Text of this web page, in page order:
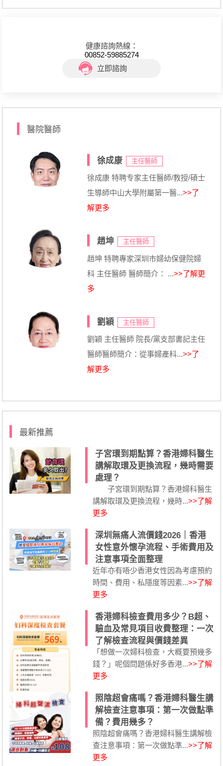
健康諮詢熱線：
00852-59885274
立即諮詢
醫院醫師
徐成康 主任醫師
徐成康 特聘专家主任醫師/教授/碩士
生導師中山大學附屬第一醫...>>了
解更多
趙坤 主任醫師
趙坤 特聘專家深圳市婦幼保健院婦
科 主任醫師 醫師簡介： ...>>了解更
多
劉穎 主任醫師
劉穎 主任醫師 院長/黨支部書記主任
醫師醫師簡介：從事婦產科...>>了
解更多
最新推薦
子宮環到期點算？香港婦科醫生
講解取環及更換流程，幾時需要
處理？
子宮環到期點算？香港婦科醫生
講解取環及更換流程，幾時...>>了解
更多
深圳無痛人流價錢2026｜香港
女性意外懷孕流程、手術費用及
注意事項全面整理
近年亦有唔少香港女性因為考慮預約
時間、費用、私隱度等因素...>>了解
更多
香港婦科檢查費用多少？B超、
驗血及常見項目收費整理：一次
了解檢查流程與價錢差異
「想做一次婦科檢查，大概要預幾多
錢？」呢個問題係好多香港...>>了解
更多
照陰超會痛嗎？香港婦科醫生講
解檢查注意事項：第一次做點準
備？費用幾多？
照陰超會痛嗎？香港婦科醫生講解檢
查注意事項：第一次做點準...>>了解
更多